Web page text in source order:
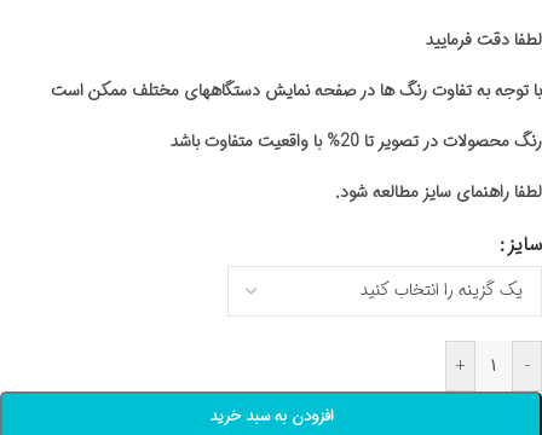
لطفا دقت فرمایید
با توجه به تفاوت رنگ ها در صفحه نمایش دستگاههای مختلف ممکن است
رنگ محصولات در تصویر تا 20% با واقعیت متفاوت باشد
لطفا راهنمای سایز مطالعه شود.
سایز
-
+
افزودن به سبد خرید